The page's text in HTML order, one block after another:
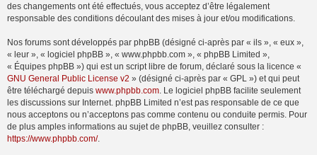
des changements ont été effectués, vous acceptez d’être légalement
responsable des conditions découlant des mises à jour et/ou modifications.
Nos forums sont développés par phpBB (désigné ci-après par « ils », « eux »,
« leur », « logiciel phpBB », « www.phpbb.com », « phpBB Limited »,
« Équipes phpBB ») qui est un script libre de forum, déclaré sous la licence «
GNU General Public License v2 » (désigné ci-après par « GPL ») et qui peut
être téléchargé depuis www.phpbb.com. Le logiciel phpBB facilite seulement
les discussions sur Internet. phpBB Limited n’est pas responsable de ce que
nous acceptons ou n’acceptons pas comme contenu ou conduite permis. Pour
de plus amples informations au sujet de phpBB, veuillez consulter :
https://www.phpbb.com/.